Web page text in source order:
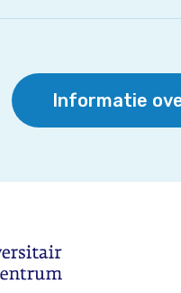
Informatie